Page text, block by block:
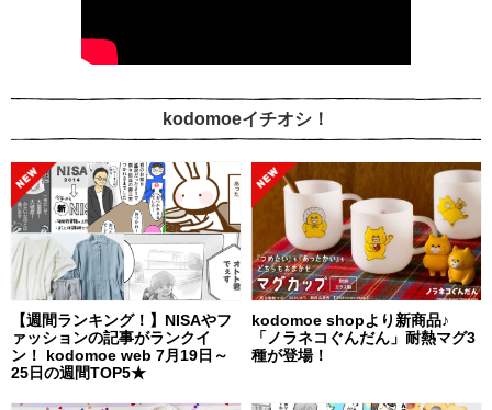
kodomoeイチオシ！
【週間ランキング！】NISAやフ
ァッションの記事がランクイ
ン！ kodomoe web 7月19日～
25日の週間TOP5★
kodomoe shopより新商品♪
「ノラネコぐんだん」耐熱マグ3
種が登場！